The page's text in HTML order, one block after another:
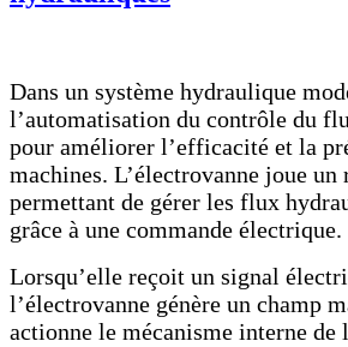
Dans un système hydraulique
l’automatisation du contrôle du
pour améliorer l’efficacité et la
machines. L’électrovanne joue un
permettant de gérer les flux
grâce à une commande électrique.
Lorsqu’elle reçoit un signal
l’électrovanne génère un champ
actionne le mécanisme interne de